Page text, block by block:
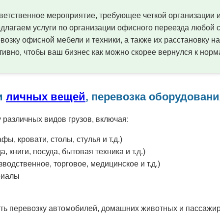
мероприятие, требующее четкой организации
услуги по организации офисного переезда любой
офисной мебели и техники, а также их расстановку
чтобы ваш бизнес как можно скорее вернулся к
личных вещей, перевозка
видов грузов, включая:
кровати, столы, стулья и т.д.)
книги, посуда, бытовая техника и т.д.)
торговое, медицинское и т.д.)
перевозку автомобилей, домашних животных и